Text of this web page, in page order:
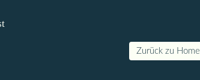
Zurück zu Home